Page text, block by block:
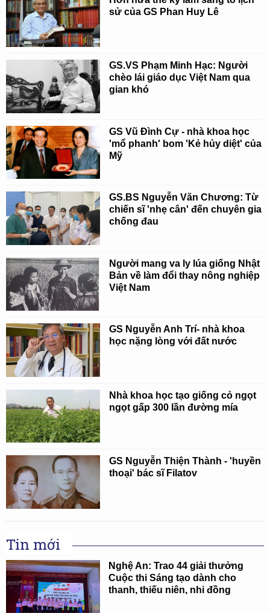
sử của GS Phan Huy Lê
GS.VS Phạm Minh Hạc: Người
chèo lái giáo dục Việt Nam qua
gian khó
GS Vũ Đình Cự - nhà khoa học
'mổ phanh' bom 'Kẻ hủy diệt' của
Mỹ
GS.BS Nguyễn Văn Chương: Từ
chiến sĩ 'nhẹ cân' đến chuyên gia
chống đau
Người mang va ly lúa giống Nhật
Bản về làm đổi thay nông nghiệp
Việt Nam
GS Nguyễn Anh Trí- nhà khoa
học nặng lòng với đất nước
Nhà khoa học tạo giống cỏ ngọt
ngọt gấp 300 lần đường mía
GS Nguyễn Thiện Thành - 'huyền
thoại' bác sĩ Filatov
Tin mới
Nghệ An: Trao 44 giải thưởng
Cuộc thi Sáng tạo dành cho
thanh, thiếu niên, nhi đồng